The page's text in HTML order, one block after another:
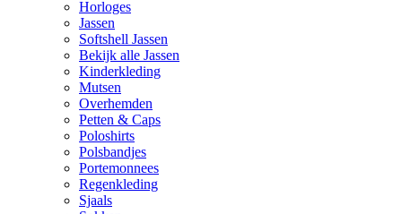
Horloges
Jassen
Softshell Jassen
Bekijk alle Jassen
Kinderkleding
Mutsen
Overhemden
Petten & Caps
Poloshirts
Polsbandjes
Portemonnees
Regenkleding
Sjaals